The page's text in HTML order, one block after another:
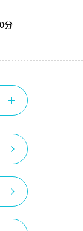
分